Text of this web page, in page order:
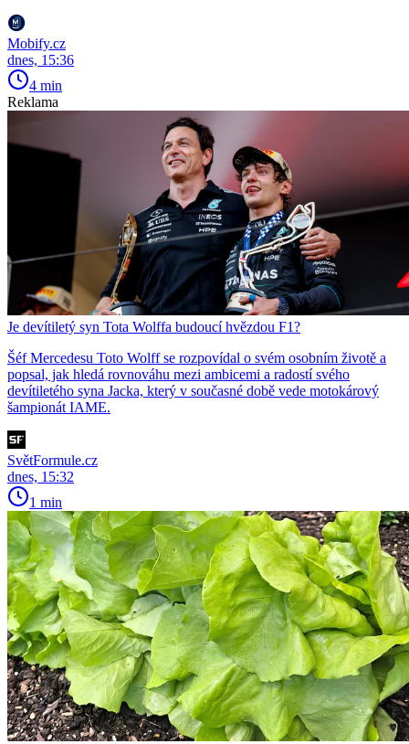
Mobify.cz
dnes, 15:36
4 min
Reklama
Je devítiletý syn Tota Wolffa budoucí hvězdou F1?
Šéf Mercedesu Toto Wolff se rozpovídal o svém osobním životě a
popsal, jak hledá rovnováhu mezi ambicemi a radostí svého
devítiletého syna Jacka, který v současné době vede motokárový
šampionát IAME.
SvětFormule.cz
dnes, 15:32
1 min